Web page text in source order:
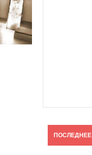
ПОСЛЕДНЕЕ